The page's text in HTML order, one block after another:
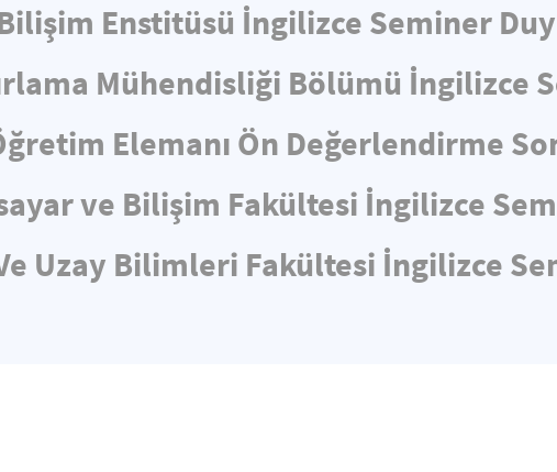
Enstitüsü İngilizce Seminer
Mühendisliği Bölümü İngilizce
Elemanı Ön Değerlendirme
ve Bilişim Fakültesi İngilizce
Uzay Bilimleri Fakültesi İngilizce